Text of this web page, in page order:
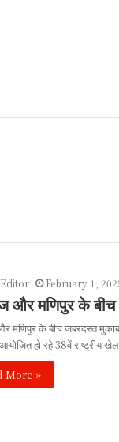
February 1,
और मणिपुर के
मणिपुर के बीच जबरदस्त मुकाबला
आयोजित हो रहे 38वें राष्ट्रीय
More »